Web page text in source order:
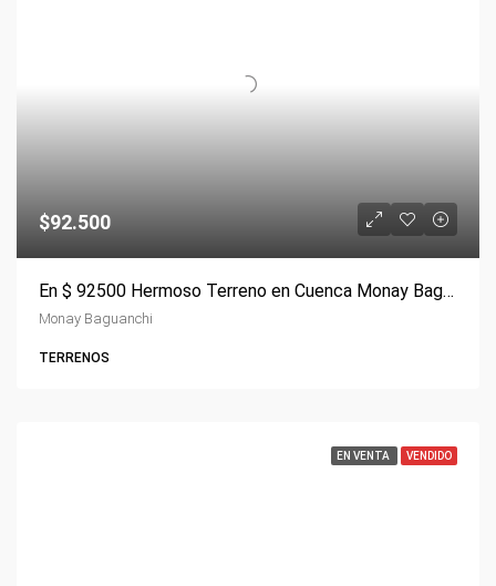
$92.500
En $ 92500 Hermoso Terreno en Cuenca Monay Baguanchi
Monay Baguanchi
TERRENOS
EN VENTA VENDIDO